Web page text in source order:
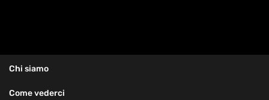
Chi siamo
Come vederci